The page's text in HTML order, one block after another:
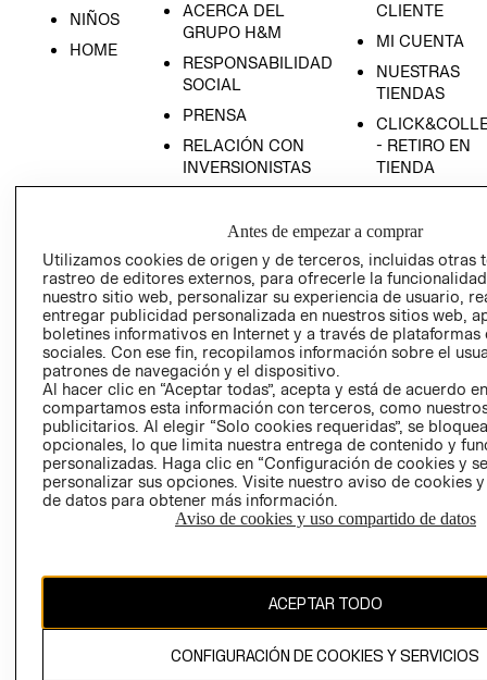
NIÑOS
HOME
ACERCA DEL
GRUPO H&M
RESPONSABILIDAD
SOCIAL
PRENSA
RELACIÓN CON
INVERSIONISTAS
CLIENTE
MI CUENTA
NUESTRAS
TIENDAS
- RETIRO EN
TIENDA
AVISO DE
PRIVACIDAD
GIFT CARD
AVISO DE
COOKIES
Chile ($)
propiedad de H&M Hennes & Mauritz AB.
Antes de empezar a comprar
Utilizamos cookies de origen y de terceros, incluidas otras
rastreo de editores externos, para ofrecerle la
nuestro sitio web, personalizar su experiencia de usuario,
entregar publicidad personalizada en nuestros sitios web,
boletines informativos en Internet y a través de plataformas
sociales. Con ese fin, recopilamos información sobre el
patrones de navegación y el dispositivo.
Al hacer clic en “Aceptar todas”, acepta y está de acuerdo
compartamos esta información con terceros, como
publicitarios. Al elegir “Solo cookies requeridas”, se
opcionales, lo que limita nuestra entrega de contenido y
personalizadas. Haga clic en “Configuración de cookies y
personalizar sus opciones. Visite nuestro aviso de cookies
de datos para obtener más información.
Aviso de cookies y uso compartido de datos
ACEPTAR TODO
CONFIGURACIÓN DE COOKIES Y SERVICIOS